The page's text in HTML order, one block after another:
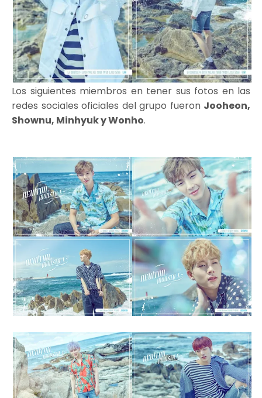
Los siguientes miembros en tener sus fotos en las
redes sociales oficiales del grupo fueron Jooheon,
Shownu, Minhyuk y Wonho.